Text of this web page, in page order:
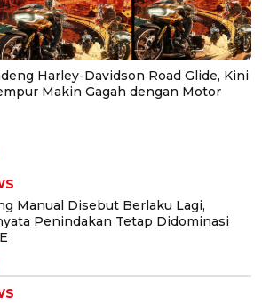
Harley-Davidson Road Glide, Kini
Makin Gagah dengan Motor
Manual Disebut Berlaku Lagi,
Penindakan Tetap Didominasi